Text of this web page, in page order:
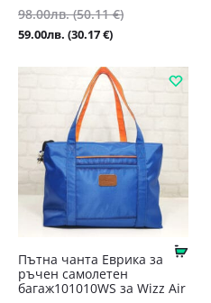
98.00лв. (50.11 €)Original
(50.11
€).
59.00лв. (30.17 €)Текущата
е:
59.00лв.
(30.17
€).
Купи
Пътна чанта Еврика за
ръчен самолетен
багаж101010WS за Wizz Air